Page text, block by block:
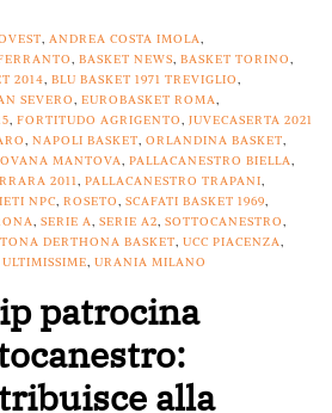
, ANDREA COSTA IMOLA,
, BASKET NEWS, BASKET TORINO,
2014, BLU BASKET 1971 TREVIGLIO,
SEVERO, EUROBASKET ROMA,
, FORTITUDO AGRIGENTO, JUVECASERTA 2021
, NAPOLI BASKET, ORLANDINA BASKET,
MANTOVA, PALLACANESTRO BIELLA,
2011, PALLACANESTRO TRAPANI,
NPC, ROSETO, SCAFATI BASKET 1969,
, SERIE A, SERIE A2, SOTTOCANESTRO,
DERTHONA BASKET, UCC PIACENZA,
ULTIMISSIME, URANIA MILANO
patrocina
alla